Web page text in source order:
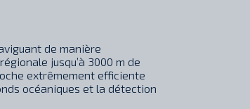
de manière
jusqu’à 3000 m de
extrêmement efficiente
océaniques et la détection